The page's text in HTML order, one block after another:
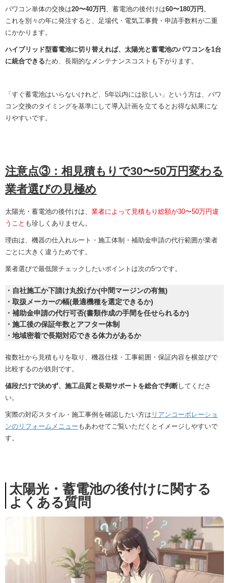
パワコン単体の交換は20〜40万円 、蓄電池の後付けは60〜180万円 。
これを別々の年に発注すると、足場代・電気工事費・申請手数料が二重
にかかります。
ハイブリッド型蓄電池に切り替えれば、太陽光と蓄電池のパワコンを1台
に統合できるため、長期的なメンテナンスコストも下がります。
「すぐ蓄電池はいらないけれど、5年以内には欲しい」という方は、パワ
コン交換のタイミングを基準にして導入計画を立てるとお得な結果にな
りやすいです。
注意点③：相見積もりで30〜50万円変わる
業者選びの見極め
太陽光・蓄電池の後付けは、 業者によって見積もり総額が30〜50万円違
うこと も珍しくありません。
理由は、機器の仕入れルート・施工体制・補助金申請の代行範囲が業者
ごとに大きく違うためです。
業者選びで最低限チェックしたいポイントは次の5つです。
・自社施工か下請け丸投げか(中間マージンの有無)
・取扱メーカーの幅(最適機種を選定できるか)
・補助金申請の代行可否(書類作成の手間を任せられるか)
・施工後の保証年数とアフター体制
・地域密着で長期対応できる体力があるか
複数社から見積もりを取り、機器仕様・工事範囲・保証内容を横並びで
比較するのが鉄則です。
値段だけで決めず、施工品質と長期サポートを総合で判断してくださ
い。
実際の対応スタイル・施工事例を確認したい方は リアンコーポレーショ
ンのリフォームメニュー もあわせてご覧いただくとイメージしやすいで
す。
太陽光・蓄電池の後付けに関する
よくある質問